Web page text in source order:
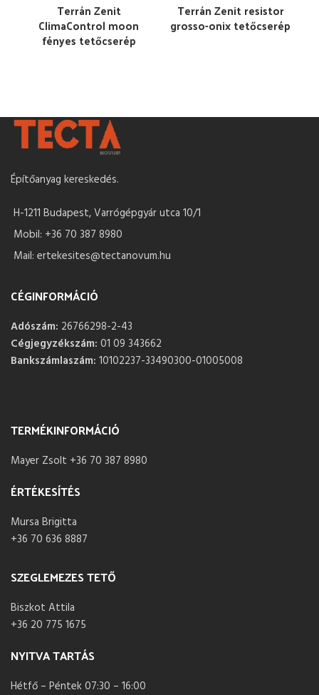
Terrán Zenit
ClimaControl moon
fényes tetőcserép
Terrán Zenit resistor
grosso-onix tetőcserép
Építőanyag kereskedés.
H-1211 Budapest, Varrógépgyár utca 10/1
Mobil: +36 70 387 8980
Mail: ertekesites@tectanovum.hu
CÉGINFORMÁCIÓ
Adószám: 26766298-2-43
Cégjegyzékszám: 01 09 343662
Bankszámlaszám: 10102237-33490300-01005008
TERMÉKINFORMÁCIÓ
Mayer Zsolt +36 70 387 8980
ÉRTÉKESÍTÉS
Mursa Brigitta
+36 70 636 8887
SZEGLEMEZES TETŐ
Biszkot Attila
+36 20 775 1675
NYITVA TARTÁS
Hétfő – Péntek 07:30 – 16:00